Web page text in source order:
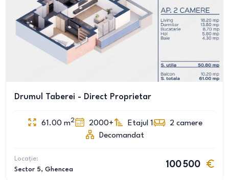
Drumul Taberei - Direct Proprietar
61.00 m2 2000+ Etajul 1 2 camere
Decomandat
Locație:
Sector 5, Ghencea
100 500